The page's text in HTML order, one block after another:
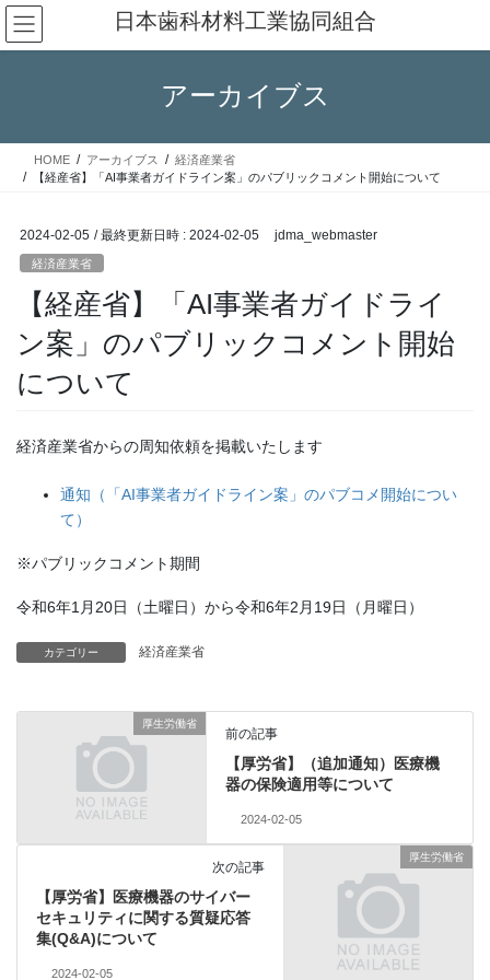
コ
ン
テ
ス
ナ
ビ
ゲ
ン
日本歯科材料工業協同組合
アーカイブス
HOME アーカイブス
経済産業省
【経産省】「AI事業者ガイドライン案」のパブリックコメント開始について
2024-02-05 / 最終更新日時 : 2024-02-05 jdma_webmaster
経済産業省
【経産省】「AI事業者ガイドライ
ン案」のパブリックコメント開始
について
経済産業省からの周知依頼を掲載いたします
通知（「AI事業者ガイドライン案」のパブコメ開始につい
て）
※パブリックコメント期間
令和6年1月20日（土曜日）から令和6年2月19日（月曜日）
カテゴリー 経済産業省
厚生労働省
前の記事
【厚労省】（追加通知）医療機
器の保険適用等について
2024-02-05
厚生労働省
次の記事
【厚労省】医療機器のサイバー
セキュリティに関する質疑応答
集(Q&A)について
2024-02-05